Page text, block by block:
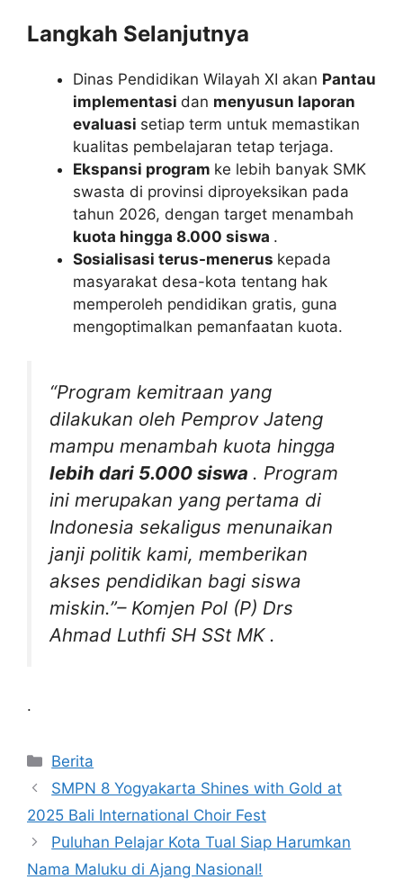
Langkah Selanjutnya
Dinas Pendidikan Wilayah XI akan Pantau
implementasi dan menyusun laporan
evaluasi setiap term untuk memastikan
kualitas pembelajaran tetap terjaga.
Ekspansi program ke lebih banyak SMK
swasta di provinsi diproyeksikan pada
tahun 2026, dengan target menambah
kuota hingga 8.000 siswa .
Sosialisasi terus-menerus kepada
masyarakat desa-kota tentang hak
memperoleh pendidikan gratis, guna
mengoptimalkan pemanfaatan kuota.
“Program kemitraan yang
dilakukan oleh Pemprov Jateng
mampu menambah kuota hingga
lebih dari 5.000 siswa . Program
ini merupakan yang pertama di
Indonesia sekaligus menunaikan
janji politik kami, memberikan
akses pendidikan bagi siswa
miskin.”– Komjen Pol (P) Drs
Ahmad Luthfi SH SSt MK .
.
Kategori
Berita
SMPN 8 Yogyakarta Shines with Gold at
2025 Bali International Choir Fest
Puluhan Pelajar Kota Tual Siap Harumkan
Nama Maluku di Ajang Nasional!